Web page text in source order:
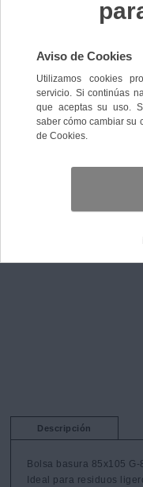
Descripción
Bolsa basura 85x105
Ideal para residuos